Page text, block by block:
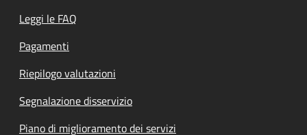
Leggi le FAQ
Pagamenti
Riepilogo valutazioni
Segnalazione disservizio
Piano di miglioramento dei servizi